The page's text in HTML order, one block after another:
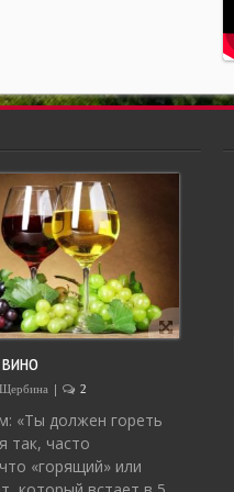
| 2
«Ты должен гореть
так, часто
«горящий» или